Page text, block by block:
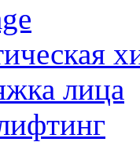
лица